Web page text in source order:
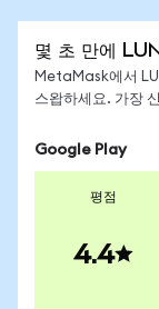
몇 초 만에
MetaMask에서
스왑하세요. 가장
Google Play
평점
4.4